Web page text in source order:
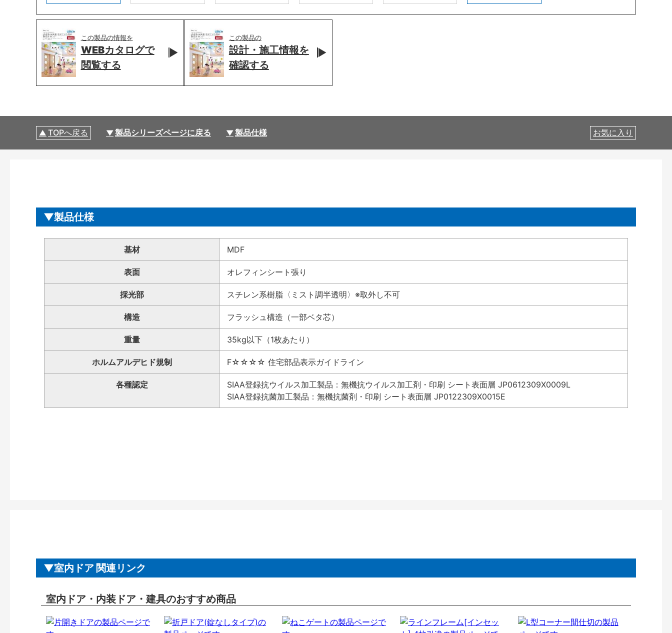
この製品の情報を
WEBカタログで
閲覧する
この製品の
設計・施工情報を
確認する
TOPへ戻る 製品シリーズページに戻る 製品仕様 お気に入り
製品仕様
基材 MDF
表面 オレフィンシート張り
採光部 スチレン系樹脂〈ミスト調半透明〉※取外し不可
構造 フラッシュ構造（一部ベタ芯）
重量 35kg以下（1枚あたり）
ホルムアルデヒド規制 F☆☆☆☆ 住宅部品表示ガイドライン
各種認定
SIAA登録抗ウイルス加工製品：無機抗ウイルス加工剤・印刷 シート表面層 JP0612309X0009L
SIAA登録抗菌加工製品：無機抗菌剤・印刷 シート表面層 JP0122309X0015E
室内ドア 関連リンク
室内ドア・内装ドア・建具のおすすめ商品